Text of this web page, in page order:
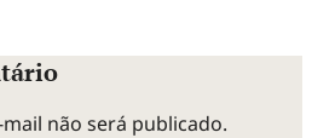
não será publicado.